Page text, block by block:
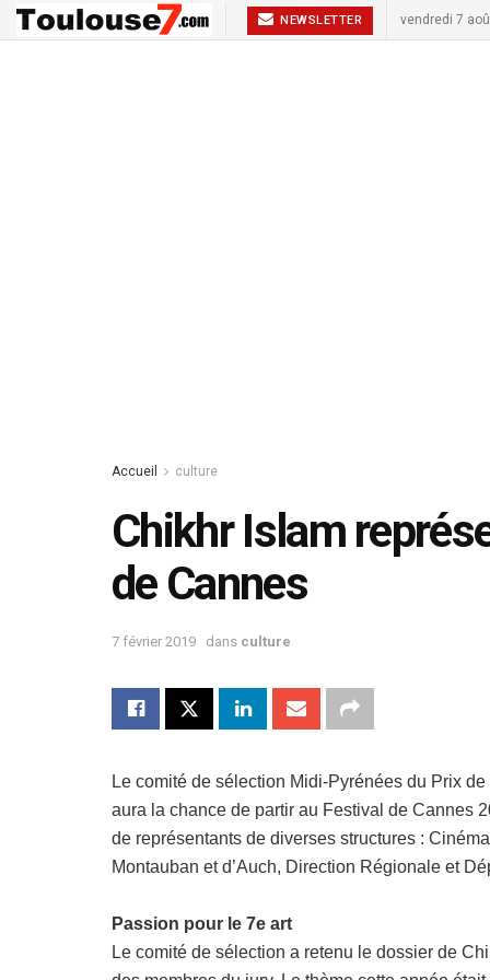
NEWSLETTER vendredi 7
Accueil culture
Chikhr Islam
de Cannes
7 février 2019 dans culture
Le comité de sélection Midi-Pyrénées du Prix
aura la chance de partir au Festival de Cannes
de représentants de diverses structures :
Montauban et d’Auch, Direction Régionale et
Passion pour le 7e art
Le comité de sélection a retenu le dossier de